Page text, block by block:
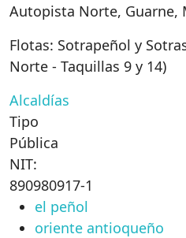
Autopista Norte, Guarne,
Flotas: Sotrapeñol y
Norte - Taquillas 9 y 14)
Alcaldías
Tipo
Pública
NIT:
890980917-1
el peñol
oriente antioqueño